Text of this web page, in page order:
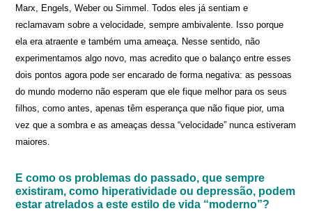
Marx, Engels, Weber ou Simmel. Todos eles já sentiam e
reclamavam sobre a velocidade, sempre ambivalente. Isso porque
ela era atraente e também uma ameaça. Nesse sentido, não
experimentamos algo novo, mas acredito que o balanço entre esses
dois pontos agora pode ser encarado de forma negativa: as pessoas
do mundo moderno não esperam que ele fique melhor para os seus
filhos, como antes, apenas têm esperança que não fique pior, uma
vez que a sombra e as ameaças dessa “velocidade” nunca estiveram
maiores.
E como os problemas do passado, que sempre
existiram, como hiperatividade ou depressão, podem
estar atrelados a este estilo de vida “moderno”?